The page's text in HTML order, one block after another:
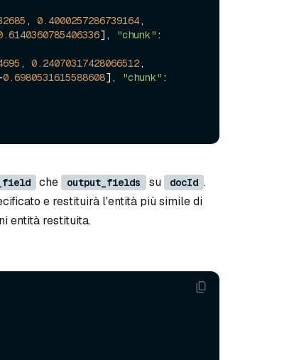
, 0.4000257286739164,
], "chunk"
, 0.24070317428066512,
0.6980531615588608], "chunk"
che output_fields su docId .
e restituirà l'entità più simile di
entità restituita.